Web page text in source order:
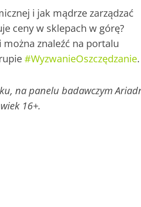
i jak mądrze zarządzać
ceny w sklepach w górę?
znaleźć na portalu
#WyzwanieOszczędzanie.
na panelu badawczym
16+.